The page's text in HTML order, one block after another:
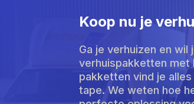
Koop nu je
Ga je verhuizen en
verhuispakketten met
pakketten vind je
tape. We weten hoe